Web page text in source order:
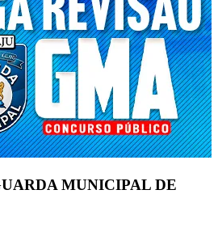
MUNICIPAL DE